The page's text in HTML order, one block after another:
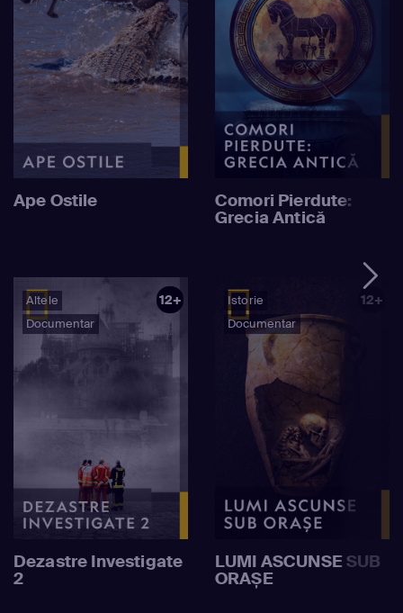
Ape Ostile Comori Pierdute:
Grecia Antică
Altele
Documentar
12+
Dezastre Investigate
2
Istorie
Documentar
12+
LUMI ASCUNSE SUB
ORAȘE